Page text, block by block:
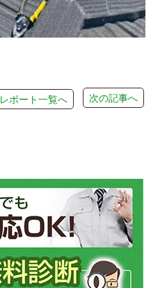
次の記事へ
ポート一覧へ